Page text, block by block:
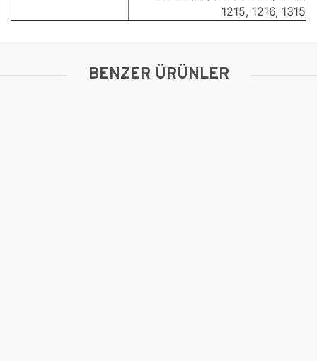
1215, 1216, 1315
BENZER ÜRÜNLER